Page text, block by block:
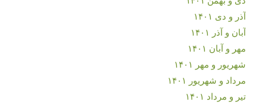
آذر و دی ۱۴۰۱
آبان و آذر ۱۴۰۱
مهر و آبان ۱۴۰۱
شهریور و مهر ۱۴۰۱
مرداد و شهریور ۱۴۰۱
تیر و مرداد ۱۴۰۱